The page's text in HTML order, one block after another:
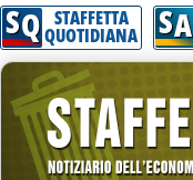
SQ STAFFETTA
QUOTIDIANA SA